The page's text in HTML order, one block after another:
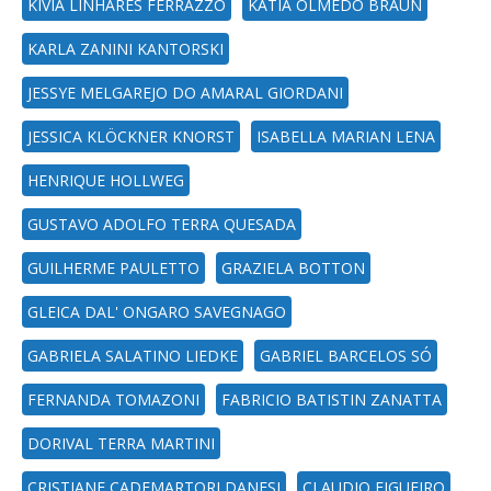
KIVIA LINHARES FERRAZZO KATIA OLMEDO BRAUN
KARLA ZANINI KANTORSKI
JESSYE MELGAREJO DO AMARAL GIORDANI
JESSICA KLÖCKNER KNORST ISABELLA MARIAN LENA
HENRIQUE HOLLWEG
GUSTAVO ADOLFO TERRA QUESADA
GUILHERME PAULETTO GRAZIELA BOTTON
GLEICA DAL' ONGARO SAVEGNAGO
GABRIELA SALATINO LIEDKE GABRIEL BARCELOS SÓ
FERNANDA TOMAZONI FABRICIO BATISTIN ZANATTA
DORIVAL TERRA MARTINI